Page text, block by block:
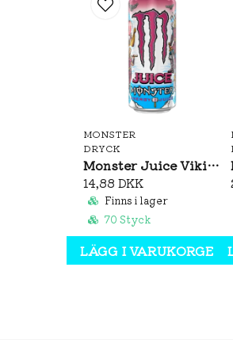
MONSTER
DRYCK
Monster Juice Viking Berry 500ml
14,88 DKK
Finns i lager
70 Styck
LÄGG I VARUKORGEN